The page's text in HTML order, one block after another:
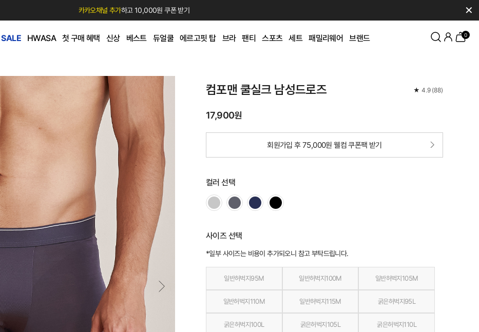
카카오채널 추가하고 10,000원 쿠폰 받기 ✕
HWASA 첫 구매 혜택 신상 베스트 듀얼쿨 에르고핏 탑 브라 팬티 스포츠 세트 패밀리웨어 브랜드 0
컴포맨 쿨실크 남성드로즈 ★ 4.9 (88)
17,900원
회원가입 후 75,000원 웰컴 쿠폰팩 받기
컬러 선택
사이즈 선택
*일부 사이즈는 비용이 추가되오니 참고 부탁드립니다.
일반허벅지95M 일반허벅지100M 일반허벅지105M
일반허벅지110M 일반허벅지115M 굵은허벅지95L
굵은허벅지100L 굵은허벅지105L 굵은허벅지110L